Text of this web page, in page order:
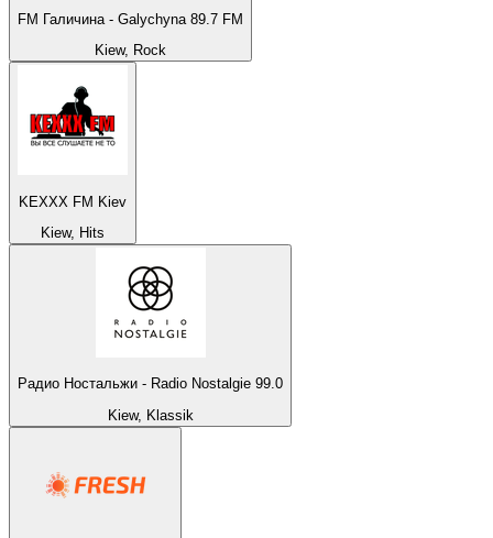
FM Галичина - Galychyna 89.7 FM
Kiew, Rock
KEXXX FM Kiev
Kiew, Hits
Радио Ностальжи - Radio Nostalgie 99.0
Kiew, Klassik